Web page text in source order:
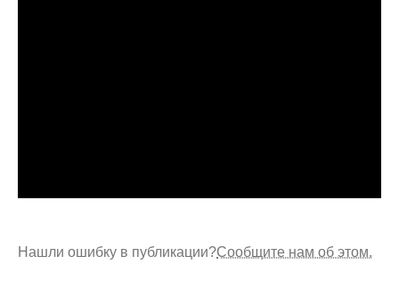
Нашли ошибку в публикации?Сообщите нам об этом.